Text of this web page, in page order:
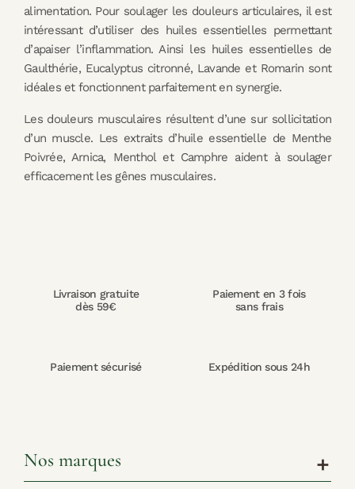
alimentation. Pour soulager les douleurs articulaires, il est
intéressant d’utiliser des huiles essentielles permettant
d’apaiser l’inflammation. Ainsi les huiles essentielles de
Gaulthérie, Eucalyptus citronné, Lavande et Romarin sont
idéales et fonctionnent parfaitement en synergie.
Les douleurs musculaires résultent d’une sur sollicitation
d’un muscle. Les extraits d’huile essentielle de Menthe
Poivrée, Arnica, Menthol et Camphre aident à soulager
efficacement les gênes musculaires.
Livraison gratuite
dès 59€
Paiement en 3 fois
sans frais
Paiement sécurisé Expédition sous 24h
Nos marques add